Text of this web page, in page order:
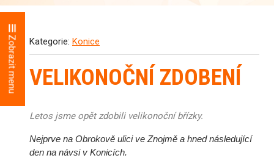
Kategorie: Konice
VELIKONOČNÍ ZDOBENÍ
Letos jsme opět zdobili velikonoční břízky.
Nejprve na Obrokově ulici ve Znojmě a hned následující
den na návsi v Konicích.
Zobrazit menu